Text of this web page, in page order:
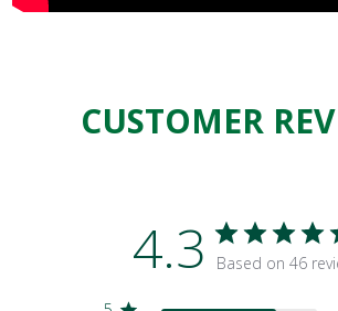
CUSTOMER
4.3 Based on 46